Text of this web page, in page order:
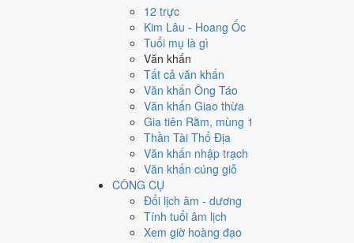
12 trực
Kim Lâu - Hoang Ốc
Tuổi mụ là gì
Văn khấn
Tất cả văn khấn
Văn khấn Ông Táo
Văn khấn Giao thừa
Gia tiên Rằm, mùng 1
Thần Tài Thổ Địa
Văn khấn nhập trạch
Văn khấn cúng giỗ
CÔNG CỤ
Đổi lịch âm - dương
Tính tuổi âm lịch
Xem giờ hoàng đạo
Cách tính ngày tốt
Khai trương - mở cửa hàng
Tốt
Khai trương - mở cửa hàng hôm nay ở
Cách tính ngày tốt
Ký hợp đồng - giao ước
Trung bình
Ký hợp đồng - giao ước hôm nay ở
Cách tính ngày tốt
🏗️ Động thổ - khởi công
Rất tốt
Động thổ - khởi công hôm nay ở
Cách tính ngày tốt